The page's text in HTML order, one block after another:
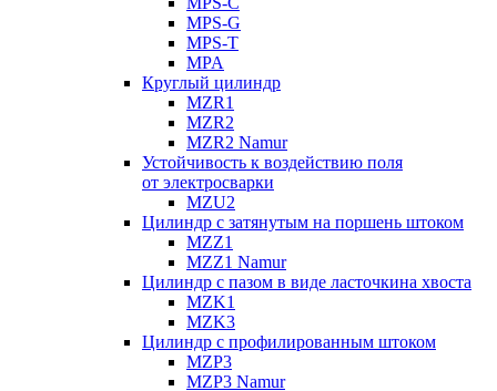
MPS-G
MPS-T
MPA
Круглый цилиндр
MZR1
MZR2
MZR2 Namur
Устойчивость к воздействию поля
от электросварки
MZU2
Цилиндр с затянутым на поршень штоком
MZZ1
MZZ1 Namur
Цилиндр с пазом в виде ласточкина хвоста
MZK1
MZK3
Цилиндр с профилированным штоком
MZP3
MZP3 Namur